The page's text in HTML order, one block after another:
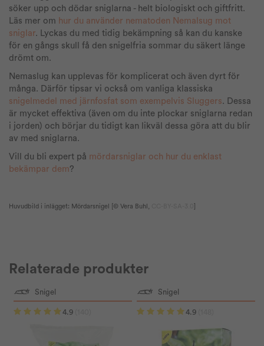
söker upp och dödar sniglarna - helt biologiskt och giftfritt.
Läs mer om hur du använder nematoden Nemalsug mot
sniglar. Lyckas du med tidig bekämpning så kan du kanske
för en gångs skull få den snigelfria sommar du säkert länge
drömt om.
Nemaslug kan upplevas för komplicerat och även dyrt för
många. Därför tipsar vi också om vanliga klassiska
snigelmedel med järnfosfat som exempelvis Sluggers. Dessa
är mycket effektiva (även om du inte plockar sniglarna redan
i jorden) och börjar du tidigt kan likväl dessa göra att du blir
av med sniglarna.
Vill du bli expert på mördarsniglar och hur du enklast
bekämpar dem?
Huvudbild i inlägget: Mördarsnigel [© Vera Buhl ,
Relaterade produkter
Snigel
4.9
Snigel
4.9